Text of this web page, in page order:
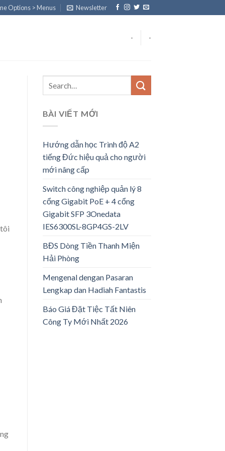
Options > Menus Newsletter
- -
BÀI VIẾT MỚI
Hướng dẫn học Trình độ A2
tiếng Đức hiệu quả cho người
mới nâng cấp
Switch công nghiệp quản lý 8
cổng Gigabit PoE + 4 cổng
Gigabit SFP 3Onedata
IES6300SL-8GP4GS-2LV
BĐS Dòng Tiền Thanh Miện
Hải Phòng
Mengenal dengan Pasaran
Lengkap dan Hadiah Fantastis
Báo Giá Đặt Tiệc Tất Niên
Công Ty Mới Nhất 2026